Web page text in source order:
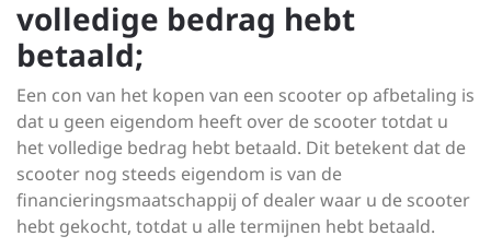
volledige bedrag hebt
betaald;
Een con van het kopen van een scooter op afbetaling is
dat u geen eigendom heeft over de scooter totdat u
het volledige bedrag hebt betaald. Dit betekent dat de
scooter nog steeds eigendom is van de
financieringsmaatschappij of dealer waar u de scooter
hebt gekocht, totdat u alle termijnen hebt betaald.